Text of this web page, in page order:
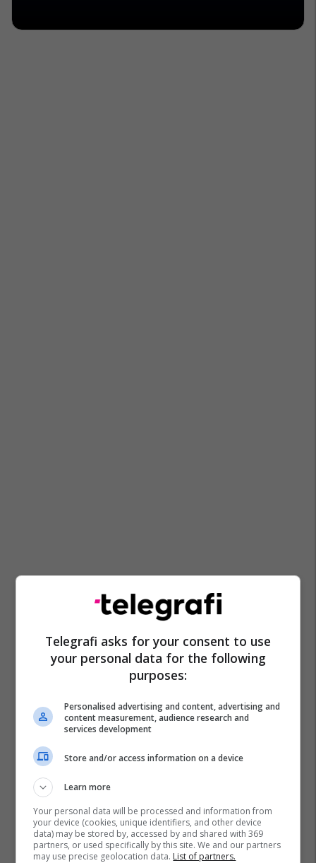
Telegrafi asks for your consent to use
your personal data for the following
purposes:
Personalised advertising and content, advertising and
content measurement, audience research and
services development
Store and/or access information on a device
Learn more
Your personal data will be processed and information from
your device (cookies, unique identifiers, and other device
data) may be stored by, accessed by and shared with 369
partners, or used specifically by this site. We and our partners
may use precise geolocation data. List of partners.